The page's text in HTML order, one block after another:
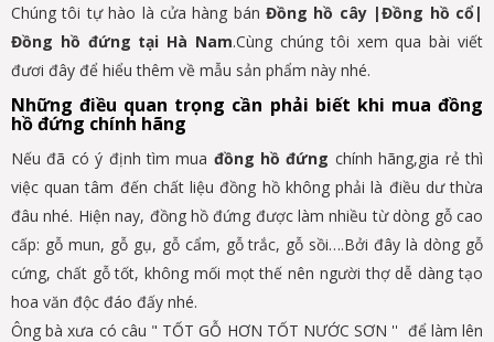
Chúng tôi tự hào là cửa hàng bánĐồng hồ cây |Đồng hồ cổ|
Đồng hồ đứng tại Hà Nam.Cùng chúng tôi xem qua bài viết
đươi đây để hiểu thêm về mẫu sản phẩm này nhé.
Những điều quan trọng cần phải biết khi mua đồng
hồ đứng chính hãng
Nếu đã có ý định tìm mua đồng hồ đứng chính hãng,gia rẻ thì
việc quan tâm đến chất liệu đồng hồ không phải là điều dư thừa
đâu nhé. Hiện nay, đồng hồ đứng được làm nhiều từ dòng gỗ cao
cấp: gỗ mun, gỗ gụ, gỗ cẩm, gỗ trắc, gỗ sồi….Bởi đây là dòng gỗ
cứng, chất gỗ tốt, không mối mọt thế nên người thợ dễ dàng tạo
hoa văn độc đáo đấy nhé.
Ông bà xưa có câu " TỐT GỖ HƠN TỐT NƯỚC SƠN '' để làm lên